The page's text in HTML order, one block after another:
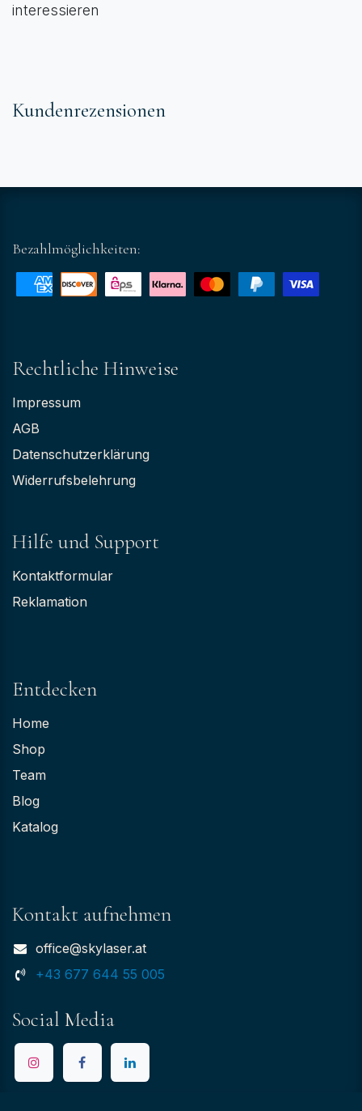
interessieren
Kundenrezensionen
Bezahlmöglichkeiten:
Rechtliche Hinweise
Impressum
AGB
Datenschutzerklärung
Widerrufsbelehrung
Hilfe und Support
Kontaktformular
Reklamation
Entdecken
Home
Shop
Team
Blog
Katalog
Kontakt aufnehmen
office@skylaser.at
+43 677 644 55 005
Social Media